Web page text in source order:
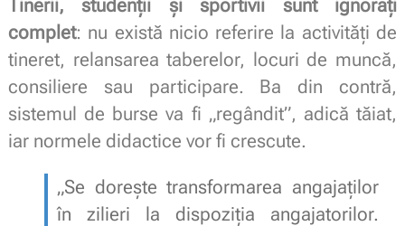
Tinerii, studenții și sportivii sunt ignorați
complet: nu există nicio referire la activități de
tineret, relansarea taberelor, locuri de muncă,
consiliere sau participare. Ba din contră,
sistemul de burse va fi „regândit”, adică tăiat,
iar normele didactice vor fi crescute.
„Se dorește transformarea angajaților
în zilieri la dispoziția angajatorilor.